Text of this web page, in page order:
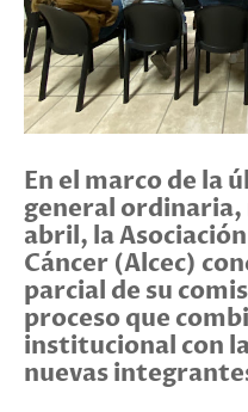
En el marco de la
general
abril, la
Cáncer (Alcec)
parcial de su
proceso que
institucional con
nuevas